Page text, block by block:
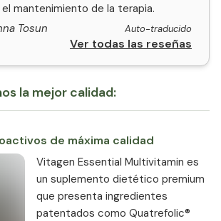
mantenimiento de la terapia.
Tosun
Auto-traducido
Ver todas las reseñas
la mejor calidad:
de máxima calidad
Vitagen Essential Multivitamin es
un suplemento dietético premium
que presenta ingredientes
patentados como Quatrefolic®